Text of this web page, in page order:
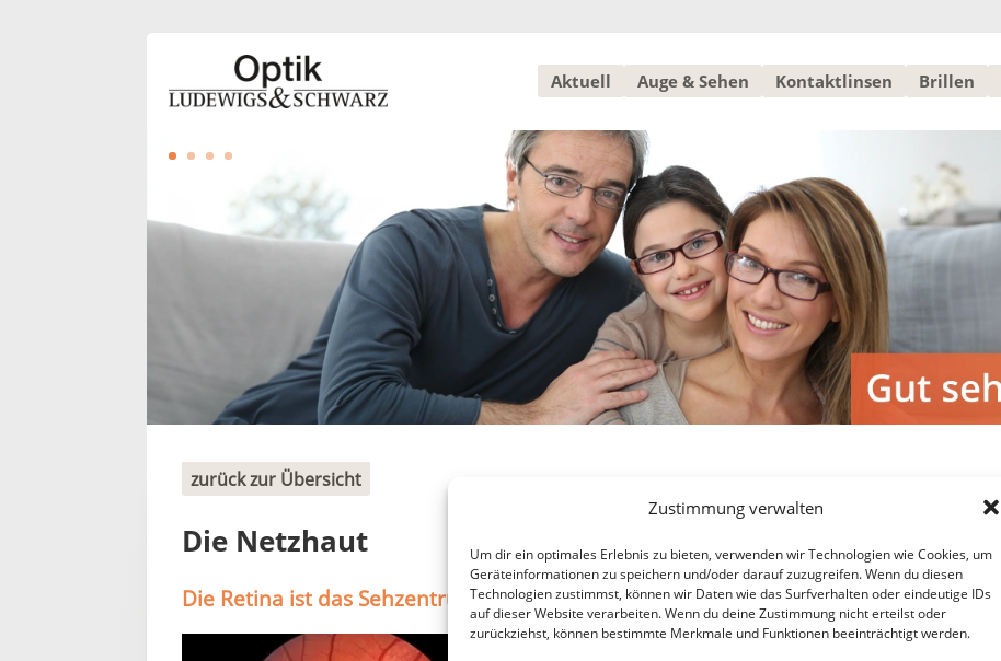
Zustimmung verwalten
Um dir ein optimales Erlebnis zu bieten, verwenden wir Technologien wie Cookies, um
Geräteinformationen zu speichern und/oder darauf zuzugreifen. Wenn du diesen
Technologien zustimmst, können wir Daten wie das Surfverhalten oder eindeutige IDs
auf dieser Website verarbeiten. Wenn du deine Zustimmung nicht erteilst oder
zurückziehst, können bestimmte Merkmale und Funktionen beeinträchtigt werden.
Aktuell Auge & Sehen Kontaktlinsen Brillen
zurück zur Übersicht
Die Netzhaut
Die Retina ist das Sehzentrum des Auges.
Vergleicht man das menschliche Auge mit dem Prinzip